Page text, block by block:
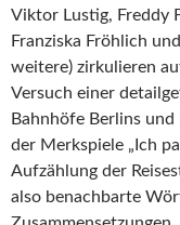
Viktor Lustig, Freddy
Franziska Fröhlich
weitere) zirkulieren
Versuch einer
Bahnhöfe Berlins
der Merkspiele „Ich
Aufzählung der
also benachbarte